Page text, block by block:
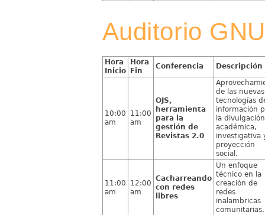
Auditorio GNU
Hora
Inicio
Hora
Fin
Conferencia Descripción
10:00
am
11:00
am
OJS,
herramienta
para la
gestión de
Revistas 2.0
de las nuevas
tecnologías
información
la divulgación
académica,
investigativa
proyección
social.
11:00
am
12:00
am
Cacharreando
con redes
libres
Un enfoque
técnico en la
creación de
redes
inalambricas
comunitarias.